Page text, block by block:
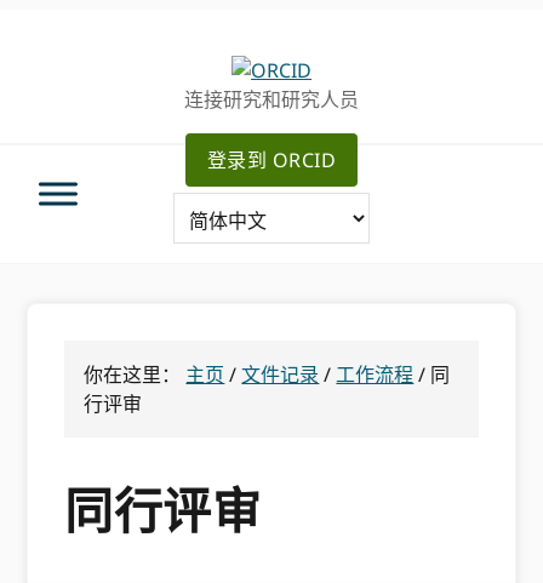
连接研究和研究人员
登录到 ORCID
你在这里： 主页 /文件记录 /工作流程 / 同
行评审
同行评审